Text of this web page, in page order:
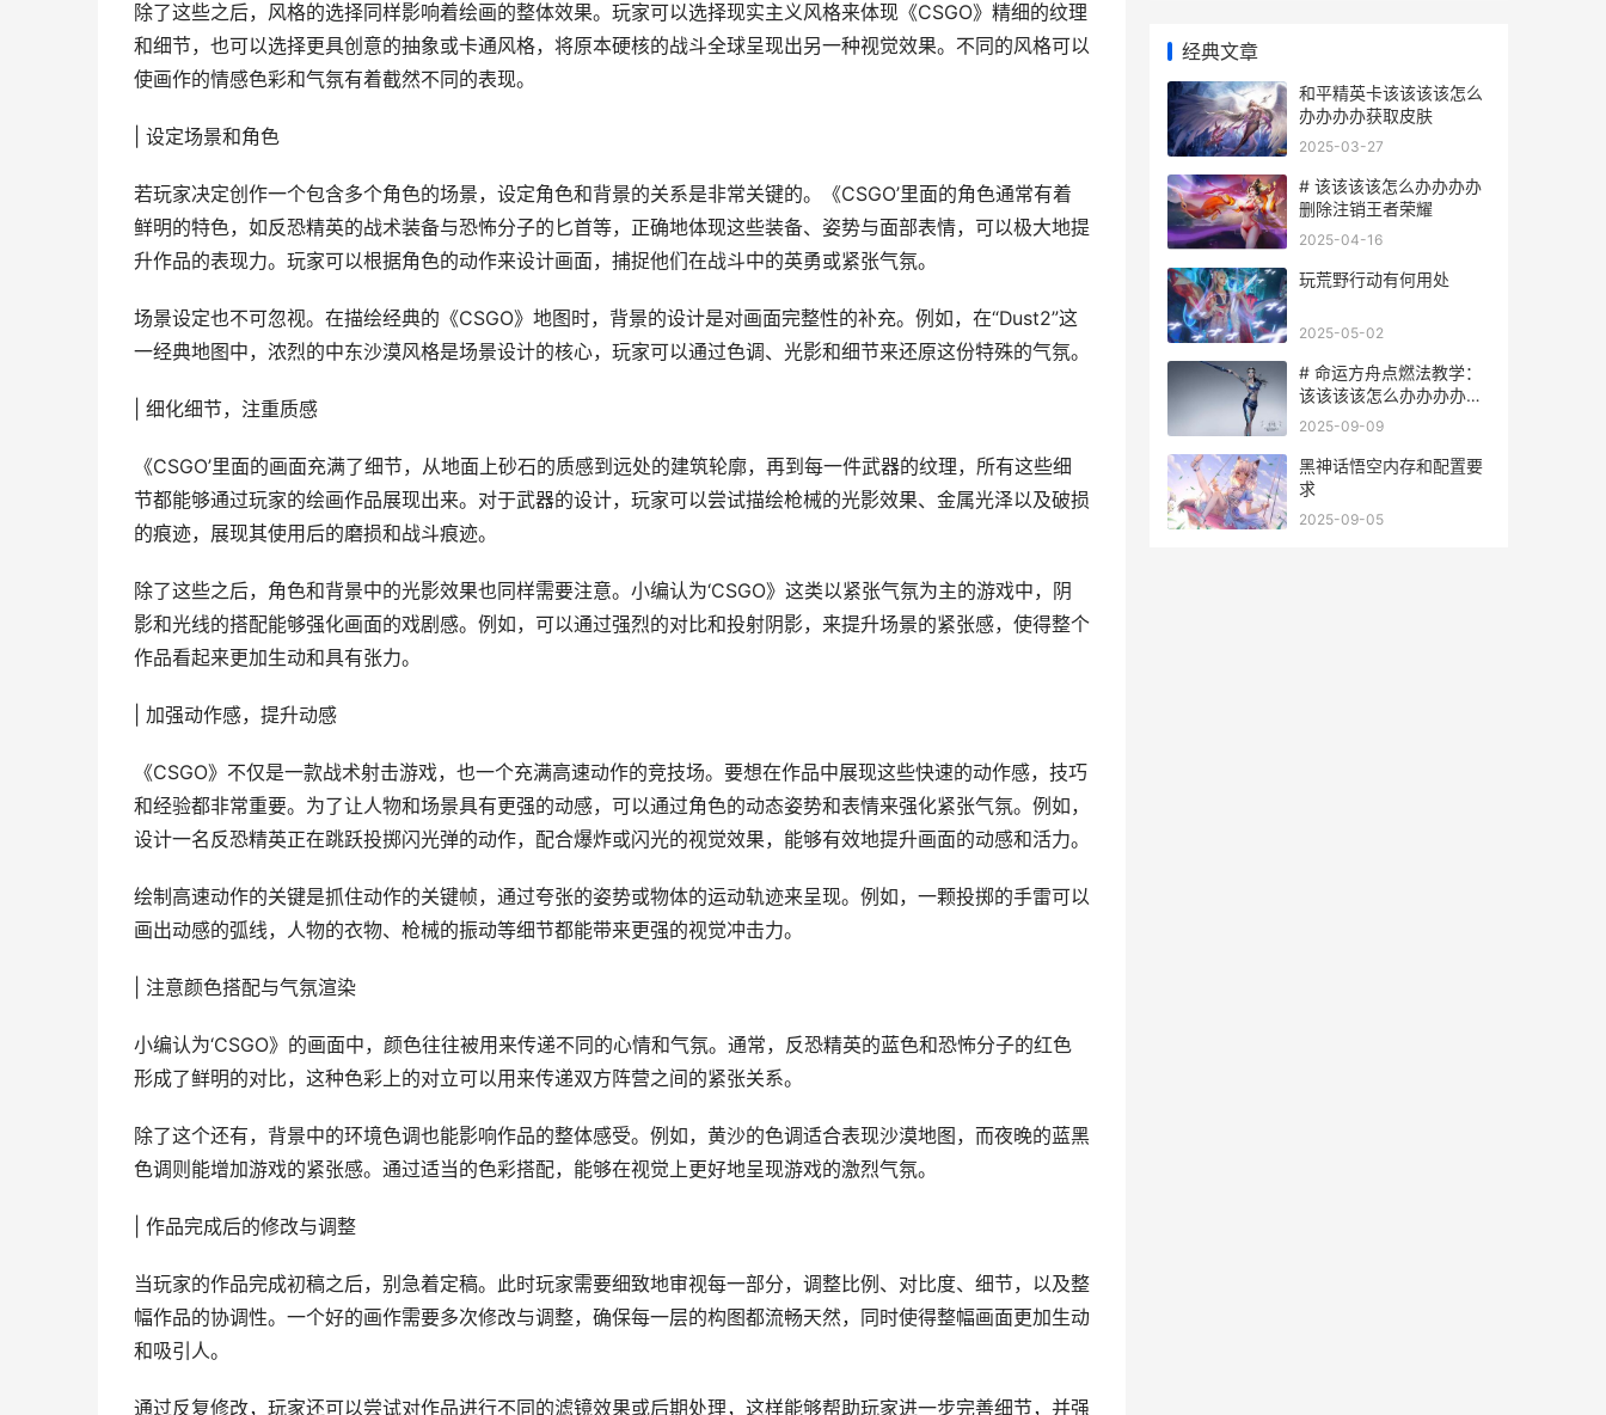
除了这些之后，风格的选择同样影响着绘画的整体效果。玩家可以选择现实主义风格来体现《CSGO》精细的纹理
和细节，也可以选择更具创意的抽象或卡通风格，将原本硬核的战斗全球呈现出另一种视觉效果。不同的风格可以
使画作的情感色彩和气氛有着截然不同的表现。
| 设定场景和角色
若玩家决定创作一个包含多个角色的场景，设定角色和背景的关系是非常关键的。《CSGO’里面的角色通常有着
鲜明的特色，如反恐精英的战术装备与恐怖分子的匕首等，正确地体现这些装备、姿势与面部表情，可以极大地提
升作品的表现力。玩家可以根据角色的动作来设计画面，捕捉他们在战斗中的英勇或紧张气氛。
场景设定也不可忽视。在描绘经典的《CSGO》地图时，背景的设计是对画面完整性的补充。例如，在“Dust2”这
一经典地图中，浓烈的中东沙漠风格是场景设计的核心，玩家可以通过色调、光影和细节来还原这份特殊的气氛。
| 细化细节，注重质感
《CSGO’里面的画面充满了细节，从地面上砂石的质感到远处的建筑轮廓，再到每一件武器的纹理，所有这些细
节都能够通过玩家的绘画作品展现出来。对于武器的设计，玩家可以尝试描绘枪械的光影效果、金属光泽以及破损
的痕迹，展现其使用后的磨损和战斗痕迹。
除了这些之后，角色和背景中的光影效果也同样需要注意。小编认为‘CSGO》这类以紧张气氛为主的游戏中，阴
影和光线的搭配能够强化画面的戏剧感。例如，可以通过强烈的对比和投射阴影，来提升场景的紧张感，使得整个
作品看起来更加生动和具有张力。
| 加强动作感，提升动感
《CSGO》不仅是一款战术射击游戏，也一个充满高速动作的竞技场。要想在作品中展现这些快速的动作感，技巧
和经验都非常重要。为了让人物和场景具有更强的动感，可以通过角色的动态姿势和表情来强化紧张气氛。例如，
设计一名反恐精英正在跳跃投掷闪光弹的动作，配合爆炸或闪光的视觉效果，能够有效地提升画面的动感和活力。
绘制高速动作的关键是抓住动作的关键帧，通过夸张的姿势或物体的运动轨迹来呈现。例如，一颗投掷的手雷可以
画出动感的弧线，人物的衣物、枪械的振动等细节都能带来更强的视觉冲击力。
| 注意颜色搭配与气氛渲染
小编认为‘CSGO》的画面中，颜色往往被用来传递不同的心情和气氛。通常，反恐精英的蓝色和恐怖分子的红色
形成了鲜明的对比，这种色彩上的对立可以用来传递双方阵营之间的紧张关系。
除了这个还有，背景中的环境色调也能影响作品的整体感受。例如，黄沙的色调适合表现沙漠地图，而夜晚的蓝黑
色调则能增加游戏的紧张感。通过适当的色彩搭配，能够在视觉上更好地呈现游戏的激烈气氛。
| 作品完成后的修改与调整
当玩家的作品完成初稿之后，别急着定稿。此时玩家需要细致地审视每一部分，调整比例、对比度、细节，以及整
幅作品的协调性。一个好的画作需要多次修改与调整，确保每一层的构图都流畅天然，同时使得整幅画面更加生动
和吸引人。
通过反复修改，玩家还可以尝试对作品进行不同的滤镜效果或后期处理，这样能够帮助玩家进一步完善细节，并强
经典文章
和平精英卡该该该该怎么
办办办办获取皮肤
2025-03-27
# 该该该该怎么办办办办
删除注销王者荣耀
2025-04-16
玩荒野行动有何用处
2025-05-02
# 命运方舟点燃法教学：
该该该该怎么办办办办掌
握火焰技能，点燃敌人
2025-09-09
黑神话悟空内存和配置要
求
2025-09-05